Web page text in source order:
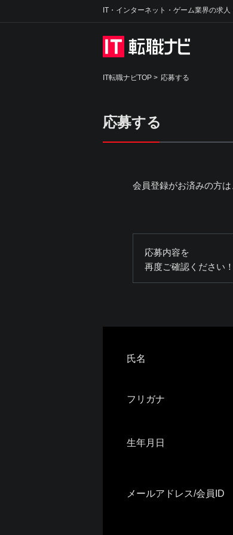
IT・インターネット・ゲーム業界の求人
IT転職ナビTOP > 応募する
応募する
会員登録がお済みの方
応募内容を
再度ご確認ください！
氏名
フリガナ
生年月日
メールアドレス/会員ID